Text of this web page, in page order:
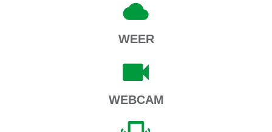
WEER
WEBCAM